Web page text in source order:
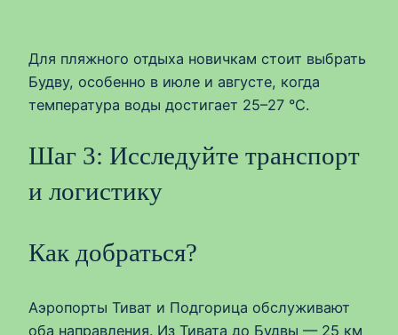
Для пляжного отдыха новичкам стоит выбрать
Будву, особенно в июле и августе, когда
температура воды достигает 25–27 °C.
Шаг 3: Исследуйте транспорт
и логистику
Как добраться?
Аэропорты Тиват и Подгорица обслуживают
оба направления. Из Тивата до Будвы — 25 км